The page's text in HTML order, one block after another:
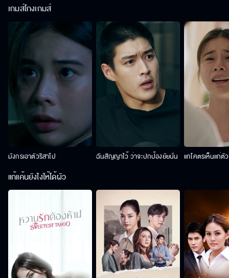
เกมส์โกงเกมส์
มังกรเอาตัวริสาไป ฉันสัญญาไว้ ว่าจะปกป้องยัยนั่น แกโคตรเห็นแก่ตั
แก้แค้นยังไงให้ได้ผัว